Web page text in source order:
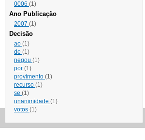
0006 (1)
Ano Publicação
2007 (1)
Decisão
ao (1)
de (1)
negou (1)
por (1)
provimento (1)
recurso (1)
se (1)
unanimidade (1)
votos (1)